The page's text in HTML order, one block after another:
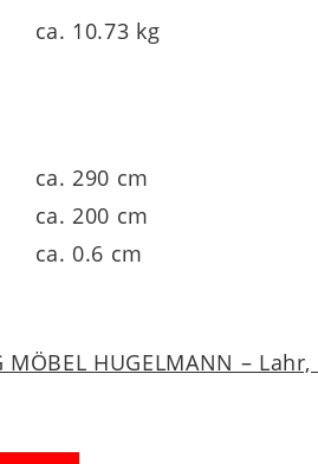
ca. 10.73 kg
ca. 290 cm
ca. 200 cm
ca. 0.6 cm
MÖBEL HUGELMANN –